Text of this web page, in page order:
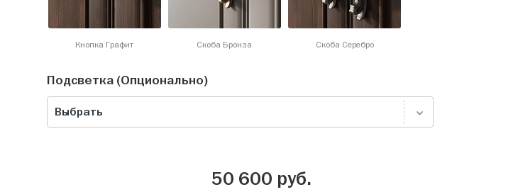
Кнопка Графит Скоба Бронза Скоба Серебро
Подсветка (Опционально)
Выбрать
50 600 руб.